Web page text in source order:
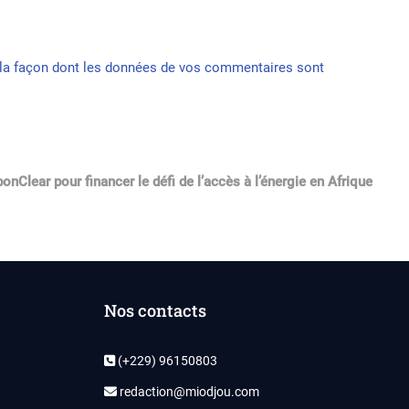
façon dont les données de vos commentaires sont
pour financer le défi de l’accès à l’énergie en Afrique
Nos contacts
(+229) 96150803
redaction@miodjou.com